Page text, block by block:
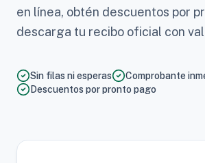
en línea, obtén descuentos por
descarga tu recibo oficial con
Sin filas ni esperas
Comprobante
Descuentos por pronto pago